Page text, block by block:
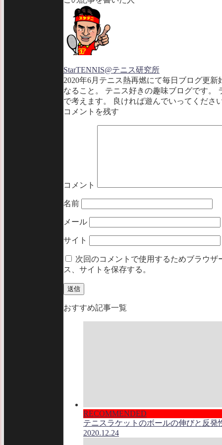
StarTENNIS@テニス研究所
2020年6月テニス熱再燃にて毎日ブログ更
なること。 テニス好きの趣味ブログです。
で考えます。 良ければ遊んでいってくださ
コメントを残す
コメント
名前
メール
サイト
次回のコメントで使用するためブラウ
ス、サイトを保存する。
おすすめ記事一覧
RECOMMENDED
テニスラケットのボールの伸びと反発
2020.12.24